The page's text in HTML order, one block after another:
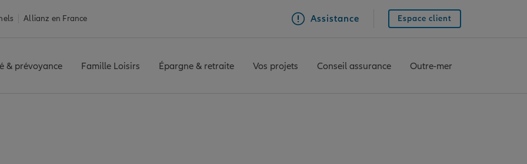
Allianz en France Assistance Espace client
& prévoyance Famille Loisirs Épargne & retraite Vos projets Conseil assurance Outre-mer